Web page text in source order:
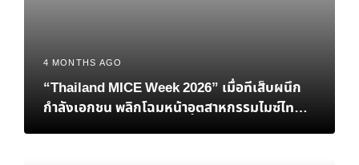
4 MONTHS AGO
“Thailand MICE Week 2026” เมื่อทีเส็บผนึก
กำลังเอกชน พลิกโฉมหน้าอุตสาหกรรมไมซ์ไทยสู่